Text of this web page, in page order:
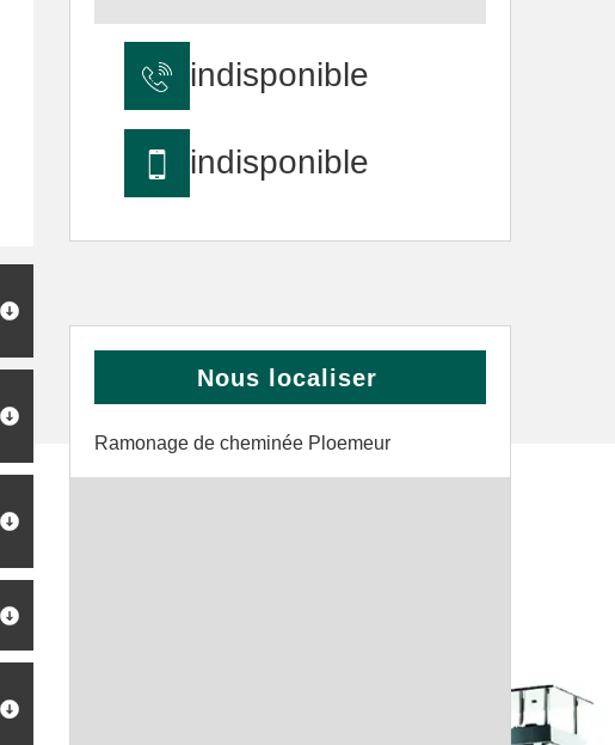
indisponible
indisponible
Nous localiser
Ramonage de cheminée Ploemeur